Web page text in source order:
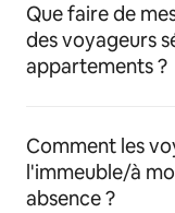
Que faire de
des voyageurs
appartements ?
Comment les
l'immeuble/à
absence ?